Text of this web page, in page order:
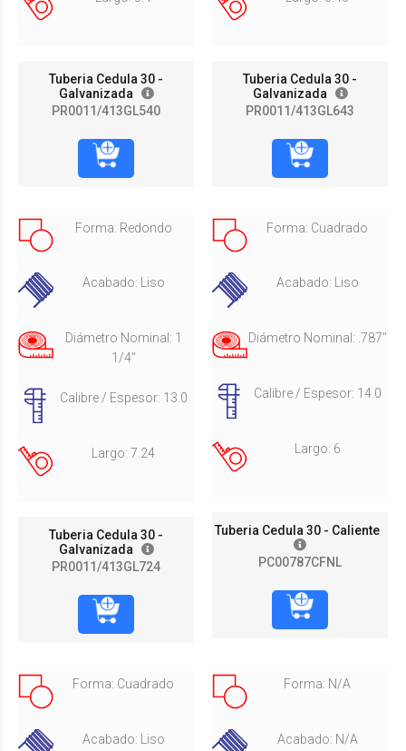
Tuberia Cedula 30 -
Galvanizada
PR0011/413GL540
Tuberia Cedula 30 -
Galvanizada
PR0011/413GL643
Forma: Redondo
Acabado: Liso
Diámetro Nominal: 1
1/4"
Calibre / Espesor: 13.0
Largo: 7.24
Tuberia Cedula 30 -
Galvanizada
PR0011/413GL724
Forma: Cuadrado
Acabado: Liso
Diámetro Nominal: .787"
Calibre / Espesor: 14.0
Largo: 6
Tuberia Cedula 30 - Caliente
PC00787CFNL
Forma: Cuadrado
Acabado: Liso
Forma: N/A
Acabado: N/A